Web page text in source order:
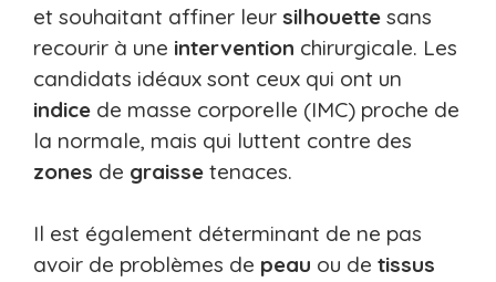
et souhaitant affiner leur silhouette sans
recourir à une intervention chirurgicale. Les
candidats idéaux sont ceux qui ont un
indice de masse corporelle (IMC) proche de
la normale, mais qui luttent contre des
zones de graisse tenaces.
Il est également déterminant de ne pas
avoir de problèmes de peau ou de tissus